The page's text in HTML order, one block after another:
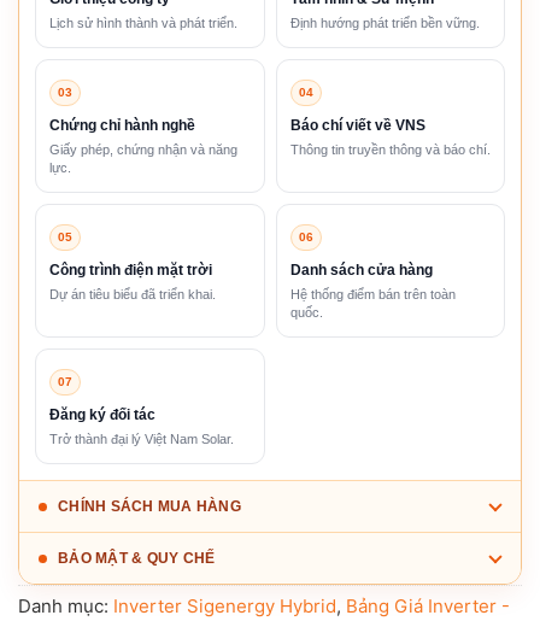
Lịch sử hình thành và phát triển. Định hướng phát triển bền vững.
03
Chứng chỉ hành nghề
Giấy phép, chứng nhận và năng
lực.
04
Báo chí viết về VNS
Thông tin truyền thông và báo chí.
05
Công trình điện mặt trời
Dự án tiêu biểu đã triển khai.
06
Danh sách cửa hàng
Hệ thống điểm bán trên toàn
quốc.
07
Đăng ký đối tác
Trở thành đại lý Việt Nam Solar.
CHÍNH SÁCH MUA HÀNG
BẢO MẬT & QUY CHẾ
Danh mục: Inverter Sigenergy Hybrid, Bảng Giá Inverter -